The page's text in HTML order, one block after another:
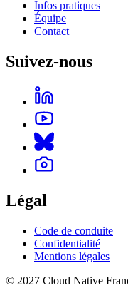
Infos pratiques
Équipe
Contact
Suivez-nous
Légal
Code de conduite
Confidentialité
Mentions légales
© 2027 Cloud Native